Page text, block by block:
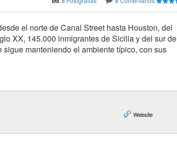
el norte de Canal Street hasta Houston, del
XX, 145.000 inmigrantes de Sicilia y del sur de
manteniendo el ambiente típico, con sus
Website